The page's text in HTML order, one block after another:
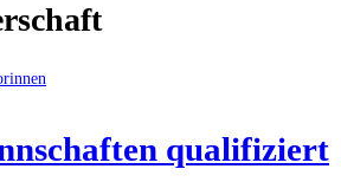
qualifiziert